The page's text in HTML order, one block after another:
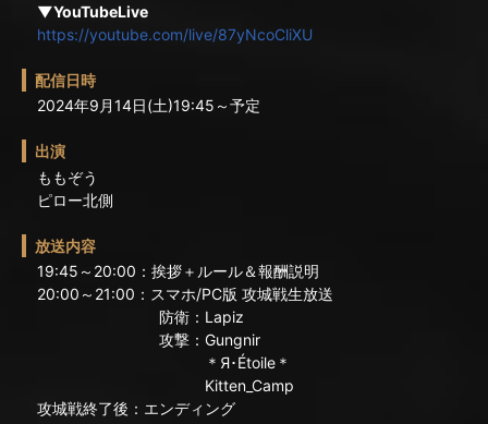
▼YouTubeLive
https://youtube.com/live/87yNcoCliXU
配信日時
2024年9月14日(土)19:45～予定
出演
ももぞう
ピロー北側
放送内容
19:45～20:00：挨拶＋ルール＆報酬説明
20:00～21:00：スマホ/PC版 攻城戦生放送
防衛：Lapiz
攻撃：Gungnir
＊Я･Étoile＊
Kitten_Camp
攻城戦終了後：エンディング